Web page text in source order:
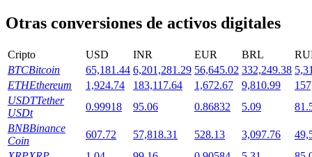
Launchpool
Participación flexible para ganar tokens populares
Otras conversiones de activos digitales
Cripto USD INR EUR BRL
BTCBitcoin 65,181.44 6,201,281.29 56,645.02 332,249.38
ETHEthereum 1,924.74 183,117.64 1,672.67 9,810.99
USDTTether
USDt
0.99918 95.06 0.86832 5.09
BNBBinance
Coin
607.72 57,818.31 528.13 3,097.76